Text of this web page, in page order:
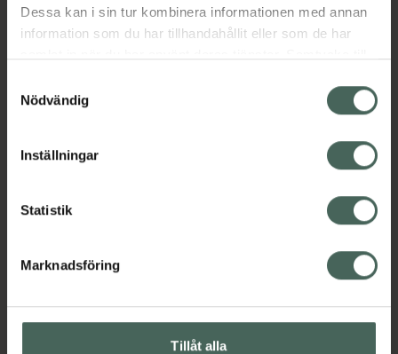
Dessa kan i sin tur kombinera informationen med annan
information som du har tillhandahållit eller som de har
återkalla ditt samtycke via webbplatsens
cookieinställningar. Ett återkallat samtycke påverkar inte
lagligheten av behandling som skett innan återkallelsen.
Nödvändig
Inställningar
Statistik
Marknadsföring
Tillåt alla
EAN:05712923017748
Kronans Apotek finns här för dig. Du hittar oss från Skåne i
syd till Lappland i norr, och online i mobilen och på
hjälpa just dig att må lite bättre. Välkommen att prata
Kundservice